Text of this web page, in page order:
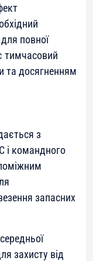
повної
тимчасовий
та досягненням
з
і командного
запасних
захисту від